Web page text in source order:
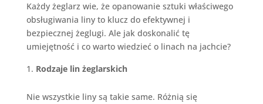
Każdy żeglarz wie, że opanowanie sztuki właściwego
obsługiwania liny to klucz do efektywnej i
bezpiecznej żeglugi. Ale jak doskonalić tę
umiejętność i co warto wiedzieć o linach na jachcie?
Rodzaje lin żeglarskich
Nie wszystkie liny są takie same. Różnią się